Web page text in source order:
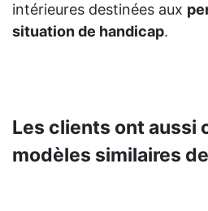
intérieures destinées aux
situation de handicap.
Les clients ont aussi
modèles similaires